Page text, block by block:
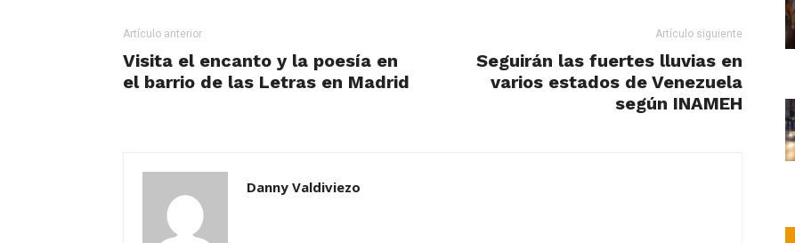
Artículo anterior
Visita el encanto y la poesía en
el barrio de las Letras en Madrid
Artículo siguiente
Seguirán las fuertes lluvias en
varios estados de Venezuela
según INAMEH
Danny Valdiviezo